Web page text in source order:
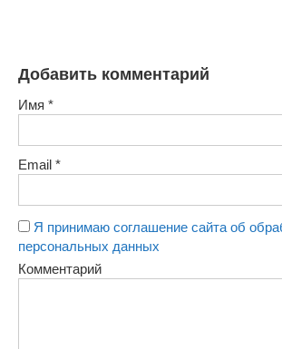
Добавить комментарий
Имя *
Email *
Я принимаю соглашение сайта об
персональных данных
Комментарий